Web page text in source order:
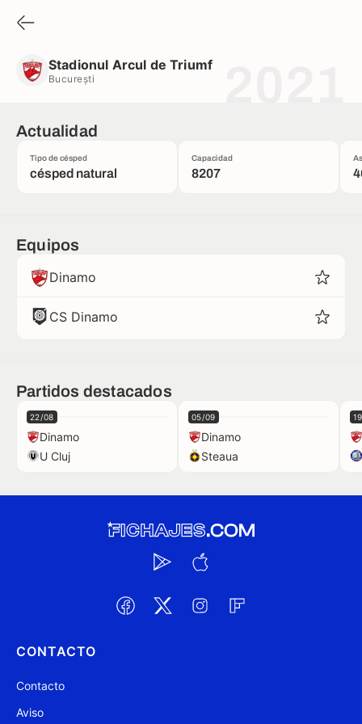
Stadionul Arcul de Triumf
București
Actualidad
Tipo de césped
césped natural
Capacidad
8207
Equipos
Dinamo
CS Dinamo
Partidos destacados
22/08
Dinamo
U Cluj
05/09
Dinamo
Steaua
CONTACTO
Contacto
Aviso